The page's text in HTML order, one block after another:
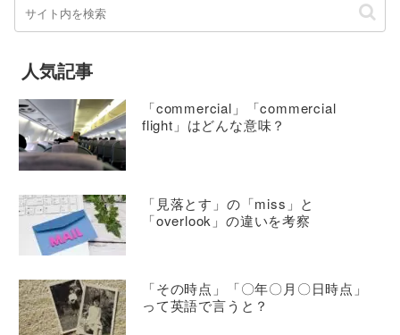
人気記事
「commercial」「commercial
flight」はどんな意味？
「見落とす」の「miss」と
「overlook」の違いを考察
「その時点」「〇年〇月〇日時点」
って英語で言うと？